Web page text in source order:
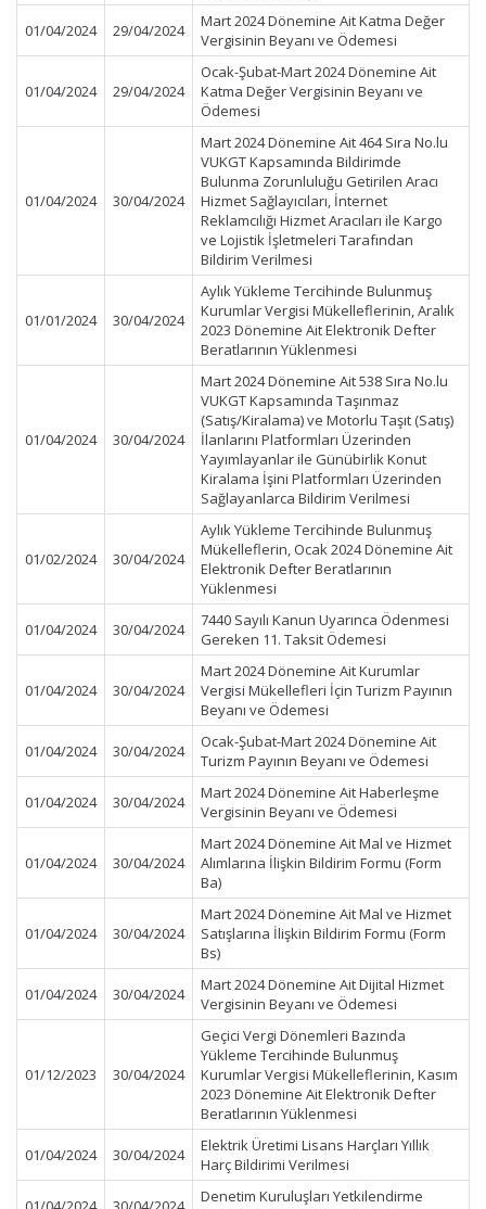
01/04/2024 29/04/2024
Mart 2024 Dönemine Ait Katma Değer
Vergisinin Beyanı ve Ödemesi
01/04/2024 29/04/2024
Ocak-Şubat-Mart 2024 Dönemine Ait
Katma Değer Vergisinin Beyanı ve
Ödemesi
01/04/2024 30/04/2024
Mart 2024 Dönemine Ait 464 Sıra No.lu
VUKGT Kapsamında Bildirimde
Bulunma Zorunluluğu Getirilen Aracı
Hizmet Sağlayıcıları, İnternet
Reklamcılığı Hizmet Aracıları ile Kargo
ve Lojistik İşletmeleri Tarafından
Bildirim Verilmesi
01/01/2024 30/04/2024
Aylık Yükleme Tercihinde Bulunmuş
Kurumlar Vergisi Mükelleflerinin, Aralık
2023 Dönemine Ait Elektronik Defter
Beratlarının Yüklenmesi
01/04/2024 30/04/2024
Mart 2024 Dönemine Ait 538 Sıra No.lu
VUKGT Kapsamında Taşınmaz
(Satış/Kiralama) ve Motorlu Taşıt (Satış)
İlanlarını Platformları Üzerinden
Yayımlayanlar ile Günübirlik Konut
Kiralama İşini Platformları Üzerinden
Sağlayanlarca Bildirim Verilmesi
01/02/2024 30/04/2024
Aylık Yükleme Tercihinde Bulunmuş
Mükelleflerin, Ocak 2024 Dönemine Ait
Elektronik Defter Beratlarının
Yüklenmesi
01/04/2024 30/04/2024
7440 Sayılı Kanun Uyarınca Ödenmesi
Gereken 11. Taksit Ödemesi
01/04/2024 30/04/2024
Mart 2024 Dönemine Ait Kurumlar
Vergisi Mükellefleri İçin Turizm Payının
Beyanı ve Ödemesi
01/04/2024 30/04/2024
Ocak-Şubat-Mart 2024 Dönemine Ait
Turizm Payının Beyanı ve Ödemesi
01/04/2024 30/04/2024
Mart 2024 Dönemine Ait Haberleşme
Vergisinin Beyanı ve Ödemesi
01/04/2024 30/04/2024
Mart 2024 Dönemine Ait Mal ve Hizmet
Alımlarına İlişkin Bildirim Formu (Form
Ba)
01/04/2024 30/04/2024
Mart 2024 Dönemine Ait Mal ve Hizmet
Satışlarına İlişkin Bildirim Formu (Form
Bs)
01/04/2024 30/04/2024
Mart 2024 Dönemine Ait Dijital Hizmet
Vergisinin Beyanı ve Ödemesi
01/12/2023 30/04/2024
Geçici Vergi Dönemleri Bazında
Yükleme Tercihinde Bulunmuş
Kurumlar Vergisi Mükelleflerinin, Kasım
2023 Dönemine Ait Elektronik Defter
Beratlarının Yüklenmesi
01/04/2024 30/04/2024
Elektrik Üretimi Lisans Harçları Yıllık
Harç Bildirimi Verilmesi
Denetim Kuruluşları Yetkilendirme